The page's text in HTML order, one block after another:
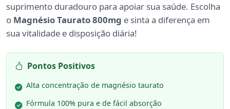
suprimento duradouro para apoiar sua saúde. Escolha
o Magnésio Taurato 800mg e sinta a diferença em
sua vitalidade e disposição diária!
Pontos Positivos
Alta concentração de magnésio taurato
Fórmula 100% pura e de fácil absorção